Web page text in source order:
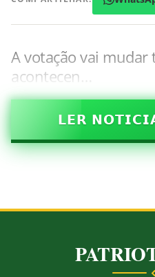
A votação vai
acontecen…
𝗟𝗘𝗥